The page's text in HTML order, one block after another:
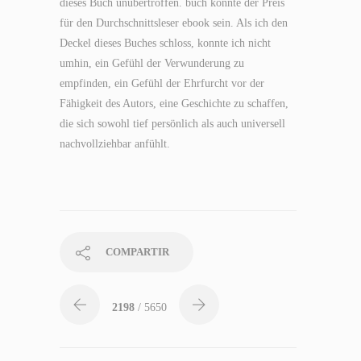
dieses Buch unübertroffen. buch könnte der Preis
für den Durchschnittsleser ebook sein. Als ich den
Deckel dieses Buches schloss, konnte ich nicht
umhin, ein Gefühl der Verwunderung zu
empfinden, ein Gefühl der Ehrfurcht vor der
Fähigkeit des Autors, eine Geschichte zu schaffen,
die sich sowohl tief persönlich als auch universell
nachvollziehbar anfühlt.
COMPARTIR
2198 / 5650